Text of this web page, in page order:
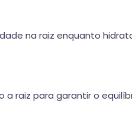
na raiz enquanto
raiz para garantir o